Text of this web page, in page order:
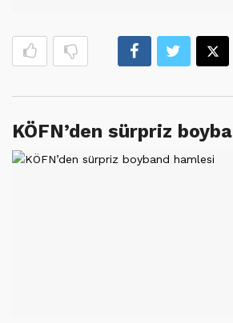
KÖFN’den sürpriz